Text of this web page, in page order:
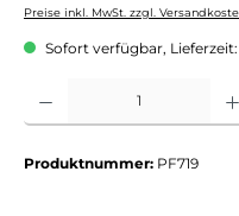
Preise inkl. MwSt. zzgl.
Sofort verfügbar, Lieferzeit:
Produkt Anzahl: Gib den
Produktnummer: PF719